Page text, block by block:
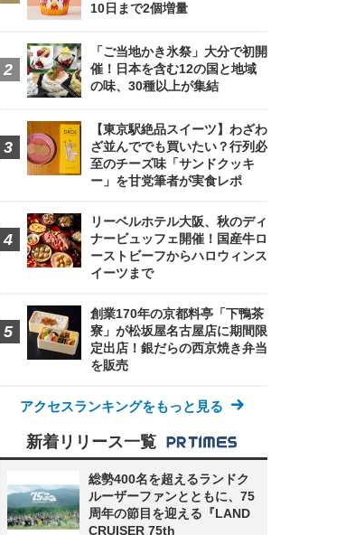
10日まで2個増量
「ご当地かき氷祭」大分で初開
催！日本を含む12の国と地域
の味、30種以上が集結
【東京駅絶品スイーツ】わざわ
ざ並んででも買いたい？行列必
至のチーズ味「サンドクッキ
ー」を甘党筆者が実食レポ
リーベルホテル大阪、秋のディ
ナービュッフェ開催！国産牛ロ
ーストビーフからハロウィンス
イーツまで
創業170年の京都料亭「下鴨茶
寮」が松坂屋名古屋店に期間限
定出店！銀だらの西京焼き弁当
を販売
アクセスランキングをもっと見る
新着リリース一覧
総勢400名を超えるランドク
ルーザーファンとともに、75
周年の節目を迎える『LAND
CRUISER 75th